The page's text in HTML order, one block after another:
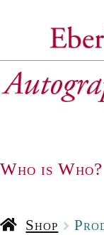
Navigation
Who is Who?
Shop